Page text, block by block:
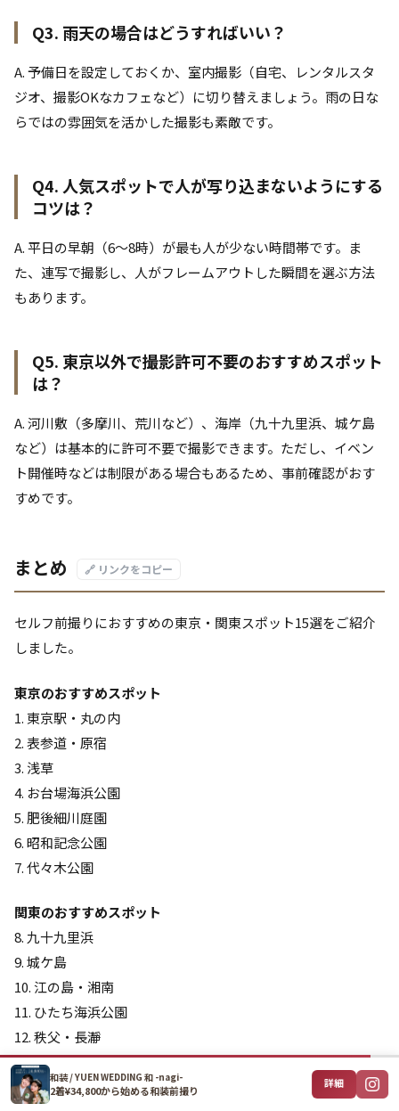
Q3. 雨天の場合はどうすればいい？
A. 予備日を設定しておくか、室内撮影（自宅、レンタルスタ
ジオ、撮影OKなカフェなど）に切り替えましょう。雨の日な
らではの雰囲気を活かした撮影も素敵です。
Q4. 人気スポットで人が写り込まないようにする
コツは？
A. 平日の早朝（6〜8時）が最も人が少ない時間帯です。ま
た、連写で撮影し、人がフレームアウトした瞬間を選ぶ方法
もあります。
Q5. 東京以外で撮影許可不要のおすすめスポット
は？
A. 河川敷（多摩川、荒川など）、海岸（九十九里浜、城ケ島
など）は基本的に許可不要で撮影できます。ただし、イベン
ト開催時などは制限がある場合もあるため、事前確認がおす
すめです。
まとめ 🔗 リンクをコピー
セルフ前撮りにおすすめの東京・関東スポット15選をご紹介
しました。
東京のおすすめスポット
1. 東京駅・丸の内
2. 表参道・原宿
3. 浅草
4. お台場海浜公園
5. 肥後細川庭園
6. 昭和記念公園
7. 代々木公園
関東のおすすめスポット
8. 九十九里浜
9. 城ケ島
10. 江の島・湘南
11. ひたち海浜公園
12. 秩父・長瀞
許可不要のスポット
13. 河川敷
和装 / YUEN WEDDING 和 -nagi-
2着¥34,800から始める和装前撮り
詳細